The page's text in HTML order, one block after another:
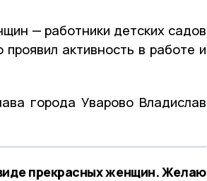
— работники детских садов
активность в работе и
города Уварово Владислав
прекрасных женщин. Желаю